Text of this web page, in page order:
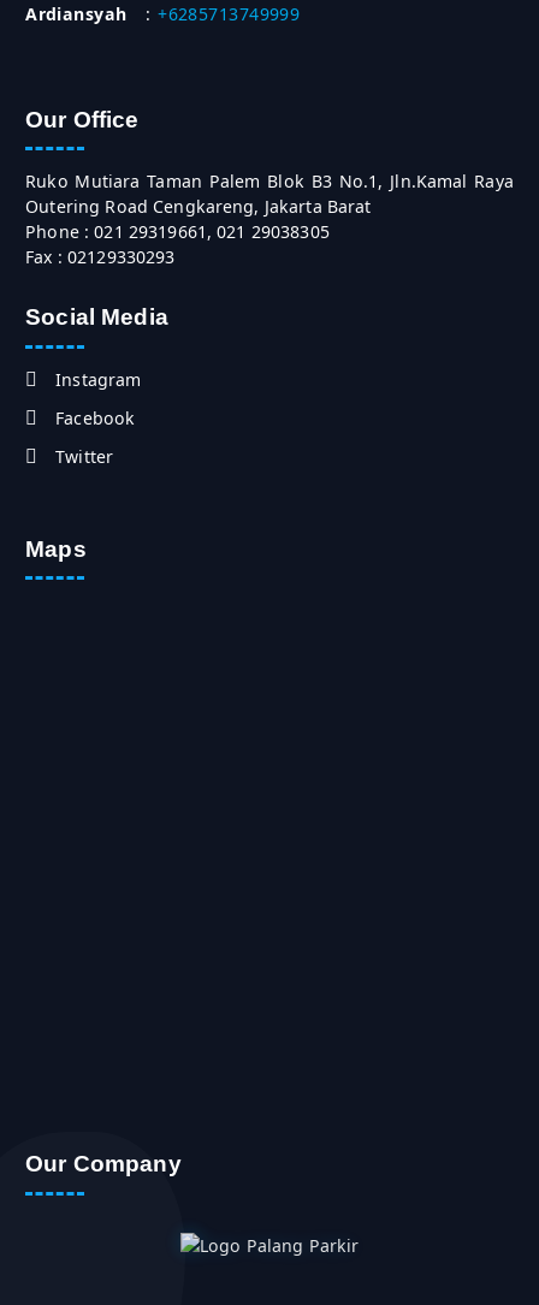
Ardiansyah
: +6285713749999
Our Office
Ruko Mutiara Taman Palem Blok B3 No.1, Jln.Kamal Raya
Outering Road Cengkareng, Jakarta Barat
Phone : 021 29319661, 021 29038305
Fax : 02129330293
Social Media
Instagram
Facebook
Twitter
Maps
Our Company